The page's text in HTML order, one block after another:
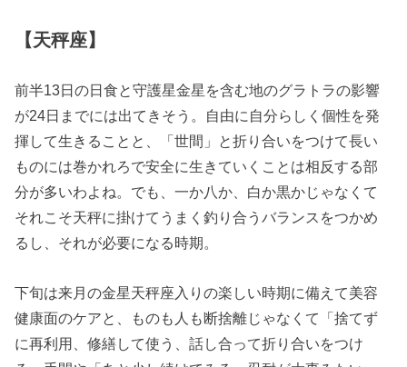
【天秤座】
前半13日の日食と守護星金星を含む地のグラトラの影響
が24日までには出てきそう。自由に自分らしく個性を発
揮して生きることと、「世間」と折り合いをつけて長い
ものには巻かれろで安全に生きていくことは相反する部
分が多いわよね。でも、一か八か、白か黒かじゃなくて
それこそ天秤に掛けてうまく釣り合うバランスをつかめ
るし、それが必要になる時期。
下旬は来月の金星天秤座入りの楽しい時期に備えて美容
健康面のケアと、ものも人も断捨離じゃなくて「捨てず
に再利用、修繕して使う、話し合って折り合いをつけ